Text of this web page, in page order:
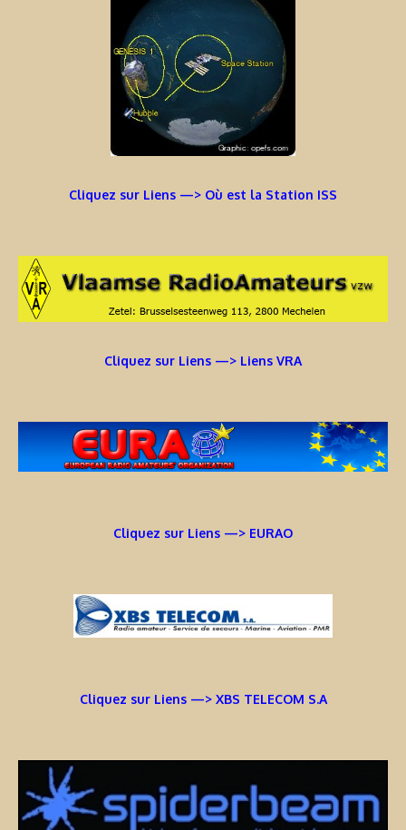
Cliquez sur Liens —> Où est la Station ISS
Cliquez sur Liens —> Liens VRA
Cliquez sur Liens —> EURAO
Cliquez sur Liens —> XBS TELECOM S.A